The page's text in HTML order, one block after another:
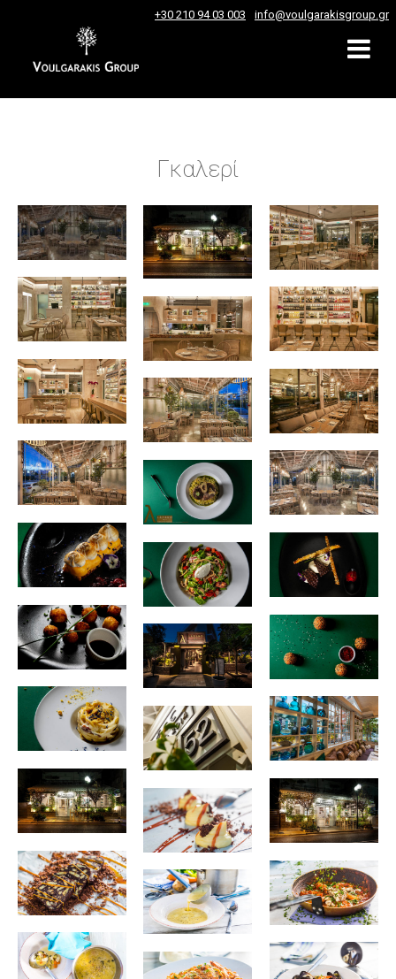
+30 210 94 03 003 info@voulgarakisgroup.gr
Γκαλερί